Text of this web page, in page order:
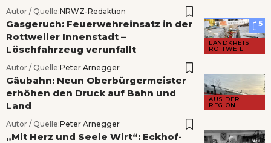
Autor / Quelle:NRWZ-Redaktion
5
LANDKREIS
ROTTWEIL
Gasgeruch: Feuerwehreinsatz in der
Rottweiler Innenstadt –
Löschfahrzeug verunfallt
Autor / Quelle:Peter Arnegger
AUS DER
REGION
Gäubahn: Neun Oberbürgermeister
erhöhen den Druck auf Bahn und
Land
Autor / Quelle:Peter Arnegger
„Mit Herz und Seele Wirt“: Eckhof-